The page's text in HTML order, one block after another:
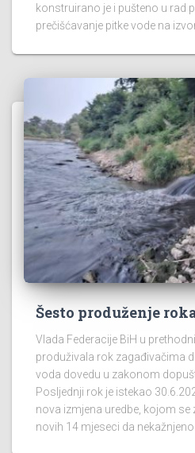
konstruirano je i pušteno u rad
prečišćavanje pitke vode na
Šesto produženje
Vlada Federacije BiH u
produživala rok zagađivačima
voda dovedu u zakonom
Posljednji rok je istekao
nova izmjena uredbe, kojom se
novih 14 mjeseci da